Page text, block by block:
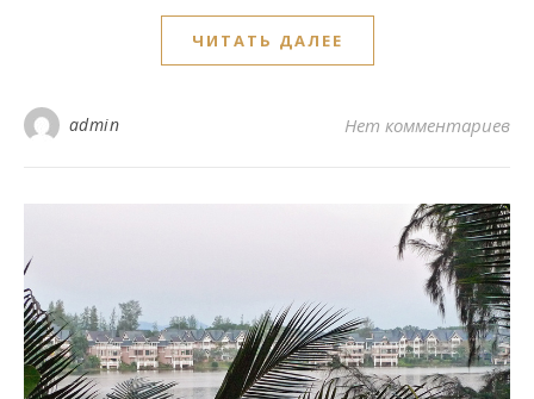
ЧИТАТЬ ДАЛЕЕ
admin Нет комментариев